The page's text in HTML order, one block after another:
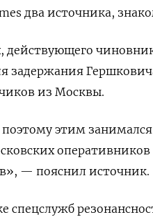
два источника,
действующего
задержания
из Москвы.
поэтому этим
— пояснил источник.
спецслужб